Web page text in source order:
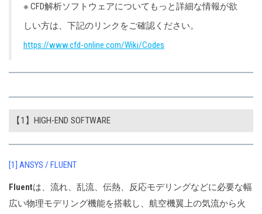
※ CFD解析ソフトウェアについてもっと詳細な情報が欲
しい方は、下記のリンクをご確認ください。
https://www.cfd-online.com/Wiki/Codes
【1】HIGH-END SOFTWARE
[1] ANSYS / FLUENT
Fluentは、流れ、乱流、伝熱、反応モデリングなどに必要な幅
広い物理モデリング機能を搭載し、航空機翼上の気流から火